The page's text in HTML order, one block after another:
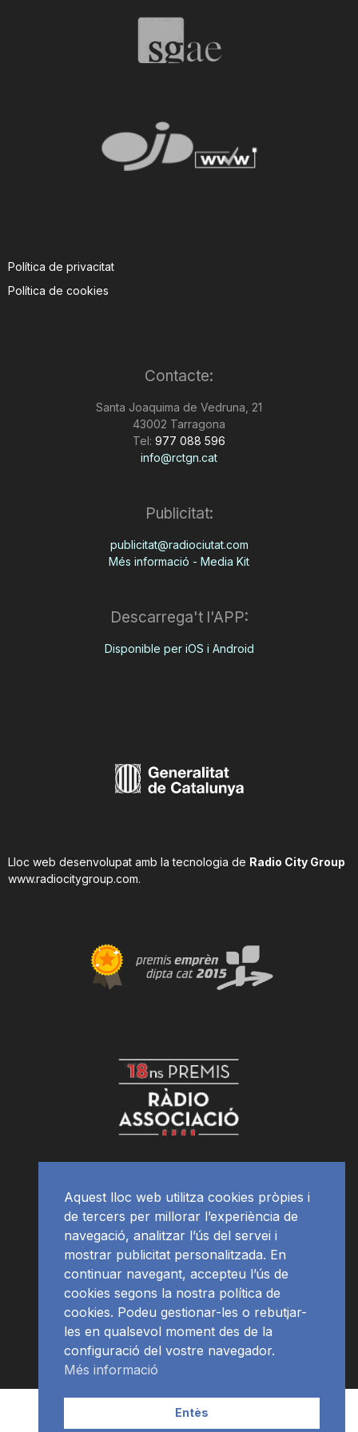
g
Política de privacitat
Política de cookies
Contacte:
Santa Joaquima de Vedruna, 21
43002 Tarragona
Tel: 977 088 596
info@rctgn.cat
Publicitat:
publicitat@radiociutat.com
Més informació - Media Kit
Descarrega't l'APP:
Disponible per iOS i Android
Lloc web desenvolupat amb la tecnologia de Radio City Group
www.radiocitygroup.com.
APP Programació
Aquest lloc web utilitza cookies pròpies i
de tercers per millorar l’experiència de
navegació, analitzar l’ús del servei i
mostrar publicitat personalitzada. En
continuar navegant, accepteu l’ús de
cookies segons la nostra política de
cookies. Podeu gestionar-les o rebutjar-
les en qualsevol moment des de la
configuració del vostre navegador.
Més informació
Entès